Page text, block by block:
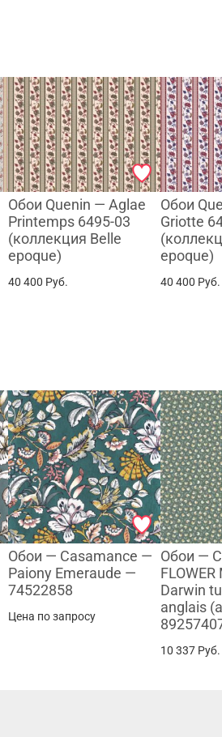
Обои Quenin — Aglae
Printemps 6495-03
(коллекция Belle
epoque)
40 400 Руб.
Обои
Griotte
epoque)
40 400 Руб.
Обои — Casamance —
Paiony Emeraude —
74522858
Цена по запросу
Обои —
Darwin
anglais
10 337 Руб.
Telegram